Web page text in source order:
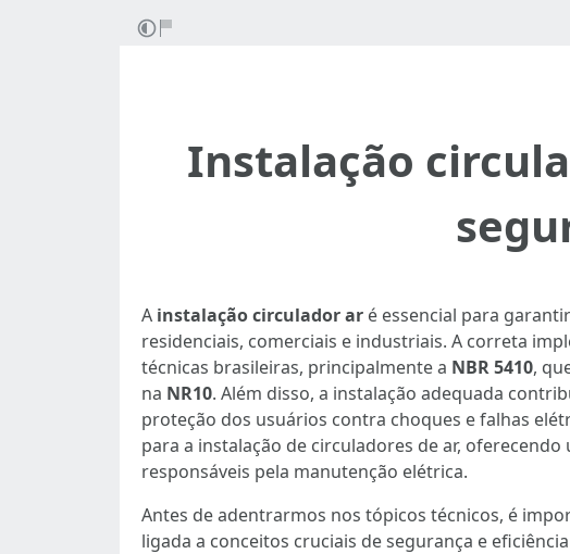
Instalação
A instalação circulador ar é essencial para
residenciais, comerciais e industriais. A correta
técnicas brasileiras, principalmente a NBR 5410,
na NR10. Além disso, a instalação adequada
proteção dos usuários contra choques e falhas
para a instalação de circuladores de ar,
responsáveis pela manutenção elétrica.
Antes de adentrarmos nos tópicos técnicos, é
ligada a conceitos cruciais de segurança e